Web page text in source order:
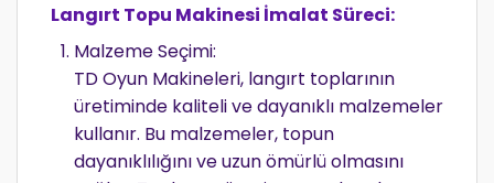
Langırt Topu Makinesi İmalat Süreci:
Malzeme Seçimi:
TD Oyun Makineleri, langırt toplarının
üretiminde kaliteli ve dayanıklı malzemeler
kullanır. Bu malzemeler, topun
dayanıklılığını ve uzun ömürlü olmasını